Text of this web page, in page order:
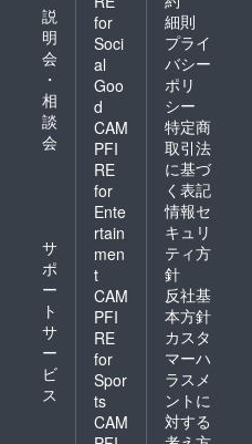
説
明
会
・
相
談
会
サ
ポ
ー
ト
サ
ー
ビ
ス
for
Soci
al
Goo
d
CAM
PFI
RE
for
Ente
rtain
men
t
CAM
PFI
RE
for
Spor
ts
CAM
細則
プライ
バシー
ポリ
シー
特定商
取引法
に基づ
く表記
情報セ
キュリ
ティ方
針
反社基
本方針
カスタ
マーハ
ラスメ
ントに
対する